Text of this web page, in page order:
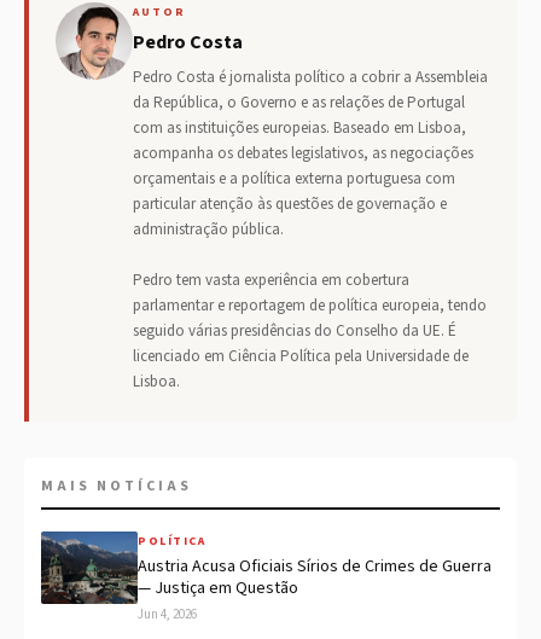
AUTOR
Pedro Costa
Pedro Costa é jornalista político a cobrir a Assembleia
da República, o Governo e as relações de Portugal
com as instituições europeias. Baseado em Lisboa,
acompanha os debates legislativos, as negociações
orçamentais e a política externa portuguesa com
particular atenção às questões de governação e
administração pública.
Pedro tem vasta experiência em cobertura
parlamentar e reportagem de política europeia, tendo
seguido várias presidências do Conselho da UE. É
licenciado em Ciência Política pela Universidade de
Lisboa.
MAIS NOTÍCIAS
POLÍTICA
Austria Acusa Oficiais Sírios de Crimes de Guerra
— Justiça em Questão
Jun 4, 2026